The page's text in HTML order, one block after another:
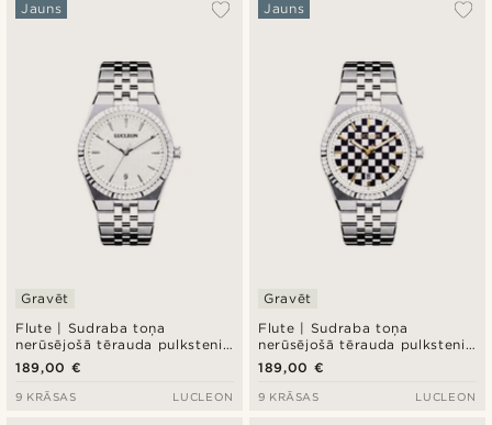
Flute | Sudraba toņa
nerūsējošā tērauda pulkstenis
ar baltu teksturētu ciparnīcu
un Jubilee siksniņu
Jauns
Gravēt
189,00 €
9 KRĀSAS LUCLEON
Flute | Sudraba toņa
nerūsējošā tērauda pulkstenis
ar rūtainu saules staru
ciparnīcu un Jubilee siksniņu
Jauns
Gravēt
189,00 €
9 KRĀSAS LUCLEON